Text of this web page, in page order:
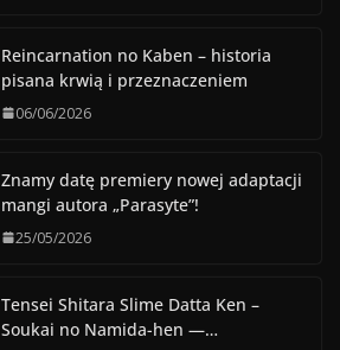
Reincarnation no Kaben – historia
pisana krwią i przeznaczeniem
06/06/2026
Znamy datę premiery nowej adaptacji
mangi autora „Parasyte”!
25/05/2026
Tensei Shitara Slime Datta Ken –
Soukai no Namida-hen —…